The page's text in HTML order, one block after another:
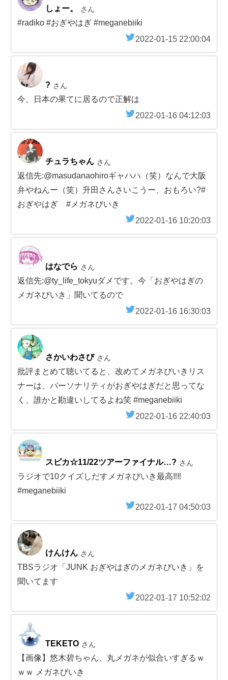
しょー。 さん
#radiko #おぎやはぎ #meganebiiki
2022-01-15 22:00:04
? さん
今、日本の果てに居るので正解は
2022-01-16 04:12:03
チュラちゃん さん
返信先:@masudanaohiroギャハハ（笑）なんで大阪
弁やねんー（笑）升田さんさいこうー、おもろい?#
おぎやはぎ #メガネびいき
2022-01-16 10:20:03
はなでら さん
返信先:@ty_life_tokyuダメです。今「おぎやはぎの
メガネびいき」聞いてるので
2022-01-16 16:30:03
さかいわさび さん
批評まとめて聴いてると、改めてメガネびいきリス
ナーは、パーソナリティがおぎやはぎだと思ってな
く、誰かと勘違いしてるよね笑 #meganebiiki
2022-01-16 22:40:03
スピカ☆11/22ツアーファイナル…? さん
ラジオで10クイズしだすメガネびいき最高‼️‼️
#meganebiiki
2022-01-17 04:50:03
けんけん さん
TBSラジオ「JUNK おぎやはぎのメガネびいき」を
聞いてます
2022-01-17 10:52:02
TEKETO さん
【画像】悠木碧ちゃん、丸メガネが似合いすぎるｗ
ｗｗ メガネびいき